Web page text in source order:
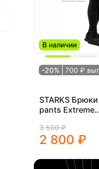
В наличии
-20% 700 ₽
STARKS
pants Extreme
3 500 ₽
2 800 ₽